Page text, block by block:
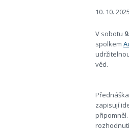
10. 10. 2025
V sobotu
spolkem
věd.
Přednáška
zapisují